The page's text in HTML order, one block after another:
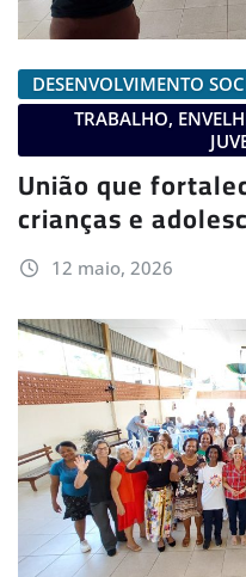
DESENVOLVIMENTO
TRABALHO,
União que
crianças e
12 maio, 2026